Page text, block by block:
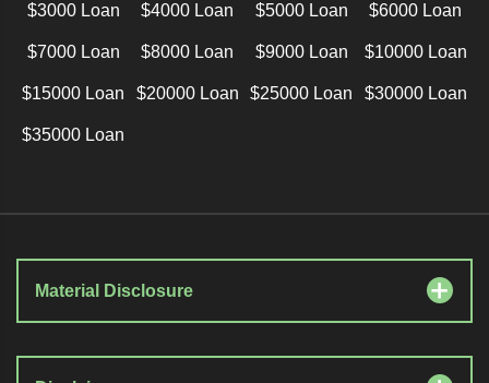
$3000 Loan $4000 Loan $5000 Loan $6000 Loan
$7000 Loan $8000 Loan $9000 Loan $10000 Loan
$15000 Loan $20000 Loan $25000 Loan $30000 Loan
$35000 Loan
Material Disclosure